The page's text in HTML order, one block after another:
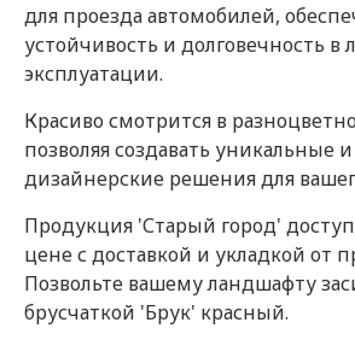
для проезда автомобилей,
устойчивость и долговечность в
эксплуатации.
Красиво смотрится в
позволяя создавать уникальные
дизайнерские решения для
Продукция 'Старый город'
цене с доставкой и укладкой от
Позвольте вашему ландшафту
брусчаткой 'Брук' красный.